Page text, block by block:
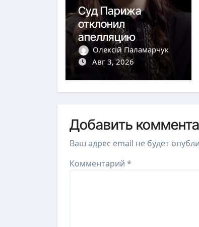
Суд Парижа
отклонил
апелляцию
Федоровой о
выдворении
Олексій Паламарчук
Авг 3, 2026
Добавить
Ваш адрес email не будет
Комментарий *